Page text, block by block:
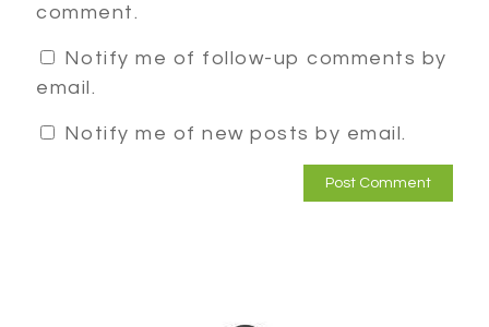
comment.
Notify me of follow-up comments by
email.
Notify me of new posts by email.